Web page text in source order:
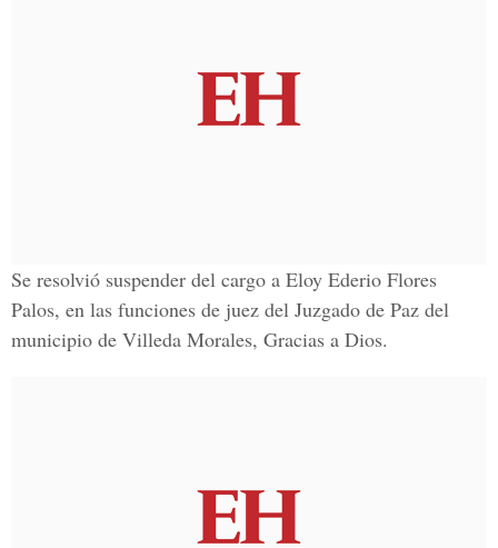
Se resolvió suspender del cargo a Eloy Ederio Flores
Palos, en las funciones de juez del Juzgado de Paz del
municipio de Villeda Morales, Gracias a Dios.